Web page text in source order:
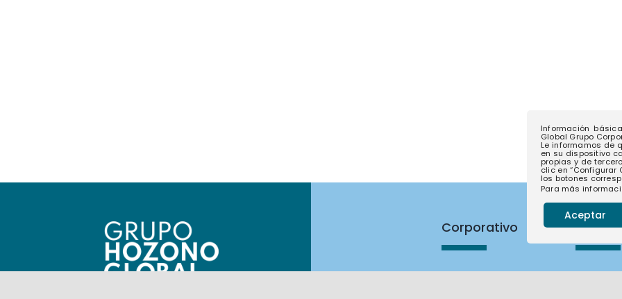
Corporativo
Nuestras
Información
Global Grupo
Le informamos de
en su dispositivo
propias y de
clic en “Configurar
los botones
Para más
Aceptar